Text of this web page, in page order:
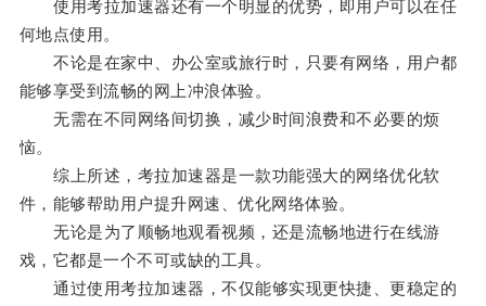
使用考拉加速器还有一个明显的优势，即用户可以在任
何地点使用。
不论是在家中、办公室或旅行时，只要有网络，用户都
能够享受到流畅的网上冲浪体验。
无需在不同网络间切换，减少时间浪费和不必要的烦
恼。
综上所述，考拉加速器是一款功能强大的网络优化软
件，能够帮助用户提升网速、优化网络体验。
无论是为了顺畅地观看视频，还是流畅地进行在线游
戏，它都是一个不可或缺的工具。
通过使用考拉加速器，不仅能够实现更快捷、更稳定的